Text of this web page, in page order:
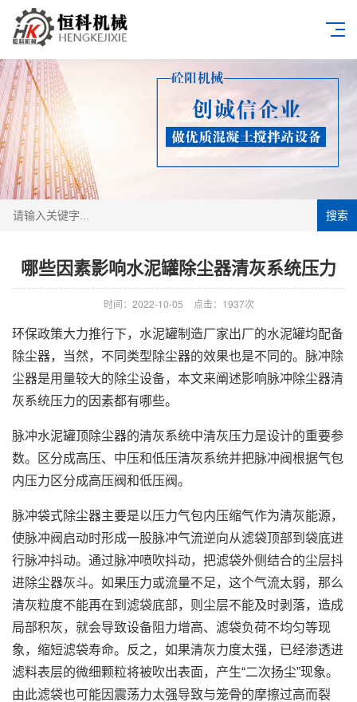
搜索
哪些因素影响水泥罐除尘器清灰系统压力
时间：2022-10-05 点击：1937次
环保政策大力推行下，水泥罐制造厂家出厂的水泥罐均配备
除尘器，当然，不同类型除尘器的效果也是不同的。脉冲除
尘器是用量较大的除尘设备，本文来阐述影响脉冲除尘器清
灰系统压力的因素都有哪些。
脉冲水泥罐顶除尘器的清灰系统中清灰压力是设计的重要参
数。区分成高压、中压和低压清灰系统并把脉冲阀根据气包
内压力区分成高压阀和低压阀。
脉冲袋式除尘器主要是以压力气包内压缩气作为清灰能源，
使脉冲阀启动时形成一股脉冲气流逆向从滤袋顶部到袋底进
行脉冲抖动。通过脉冲喷吹抖动，把滤袋外侧结合的尘层抖
进除尘器灰斗。如果压力或流量不足，这个气流太弱，那么
清灰粒度不能再在到滤袋底部，则尘层不能及时剥落，造成
局部积灰，就会导致设备阻力增高、滤袋负荷不均匀等现
象，缩短滤袋寿命。反之，如果清灰力度太强，已经渗透进
滤料表层的微细颗粒将被吹出表面，产生“二次扬尘”现象。
由此滤袋也可能因震荡力太强导致与笼骨的摩擦过高而裂